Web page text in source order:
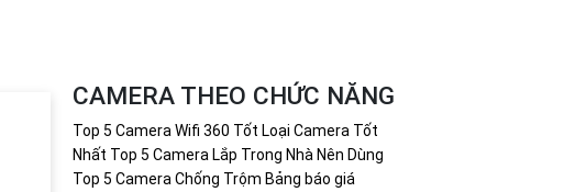
giúp bạn lựa chọn phù hợp với các phân khúc và yêu cầu cụ thể.
thông tin sau:- Địa chỉ: [Địa chỉ cửa hàng hoặc website]- Số điện
hỗ trợ, bạn có thể cho biết thêm chi tiết để được tư vấn cụ thể hơn.
CAMERA THEO CHỨC NĂNG
Top 5 Camera Wifi 360 Tốt Loại Camera Tốt
Nhất Top 5 Camera Lắp Trong Nhà Nên Dùng
Top 5 Camera Chống Trộm Bảng báo giá